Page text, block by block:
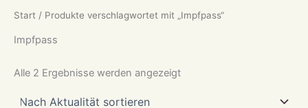
Start / Produkte verschlagwortet mit „Impfpass“
Impfpass
Alle 2 Ergebnisse werden angezeigtNach